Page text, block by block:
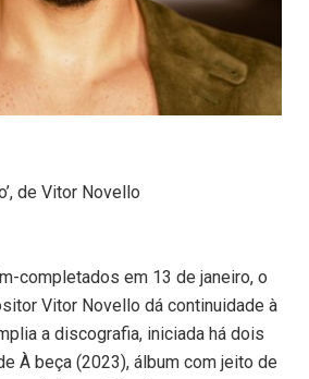
de Vitor Novello
completados em 13 de janeiro, o
Vitor Novello dá continuidade à
a discografia, iniciada há dois
À beça (2023), álbum com jeito de